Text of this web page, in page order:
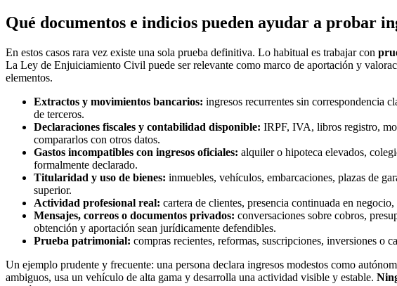
Qué documentos e indicios pueden ayudar a probar
En estos casos rara vez existe una sola prueba definitiva. Lo habitual es trabajar con
La Ley de Enjuiciamiento Civil puede ser relevante como marco de aportación y
elementos.
Extractos y movimientos bancarios: ingresos recurrentes sin correspondencia
de terceros.
Declaraciones fiscales y contabilidad disponible: IRPF, IVA, libros registro,
compararlos con otros datos.
Gastos incompatibles con ingresos oficiales: alquiler o hipoteca elevados,
formalmente declarado.
Titularidad y uso de bienes: inmuebles, vehículos, embarcaciones, plazas de
superior.
Actividad profesional real: cartera de clientes, presencia continuada en
Mensajes, correos o documentos privados: conversaciones sobre cobros,
obtención y aportación sean jurídicamente defendibles.
Prueba patrimonial: compras recientes, reformas, suscripciones, inversiones o
Un ejemplo prudente y frecuente: una persona declara ingresos modestos como
ambiguos, usa un vehículo de alta gama y desarrolla una actividad visible y estable.